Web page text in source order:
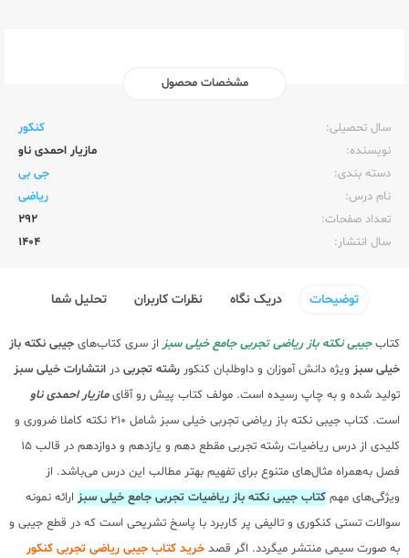
مشخصات محصول
سال تحصیلی:‌
کنکور
نویسنده:‌
مازیار احمدی ناو
دسته بندی:
جی بی
نام درس:
ریاضی
تعداد صفحات:‌
292
سال انتشار:‌
1404
توضیحات دریک نگاه نظرات کاربران تحلیل شما
کتابجیبی نکته باز ریاضی تجربی جامع خیلی سبز از سری کتاب‌های جیبی نکته باز
خیلی سبز ویژه دانش آموزان و داوطلبان کنکور رشته تجربی در انتشارات خیلی سبز
تولید شده و به چاپ رسیده است. مولف کتاب پیش رو آقایمازیار احمدی ناو
است. کتاب جیبی نکته باز ریاضی تجربی خیلی سبز شامل 210 نکته کاملا ضروری و
کلیدی از درس ریاضیات رشته تجربی مقطع دهم و یازدهم و دوازدهم در قالب 15
فصل به‌همراه مثال‌های متنوع برای تفهیم بهتر مطالب این درس می‌باشد. از
ویژگی‌های مهم کتاب جیبی نکته باز ریاضیات تجربی جامع خیلی سبز ارائه نمونه
سوالات تستی کنکوری و تالیفی پر کاربرد با پاسخ تشریحی است که در قطع جیبی و
به صورت سیمی منتشر میگردد. اگر قصد خرید کتاب جیبی ریاضی تجربی کنکور